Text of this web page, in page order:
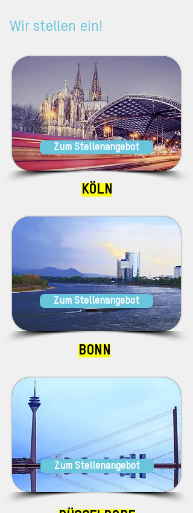
Wir stellen ein!
Zum Stellenangebot
KÖLN
Zum Stellenangebot
BONN
Zum Stellenangebot